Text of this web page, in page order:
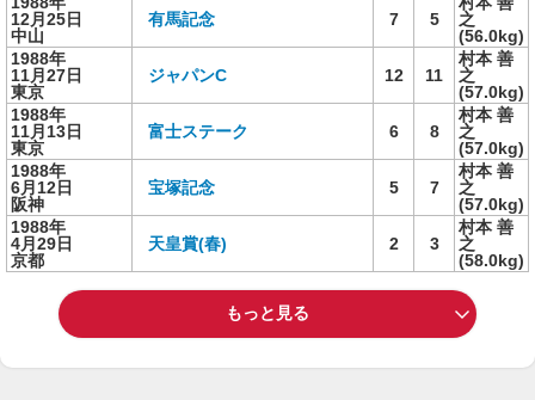
12月25日
中山
有馬記念 7 5
之
(56.0kg)
1988年
11月27日
東京
ジャパンC 12 11
村本 善
之
(57.0kg)
1988年
11月13日
東京
富士ステーク 6 8
村本 善
之
(57.0kg)
1988年
6月12日
阪神
宝塚記念 5 7
村本 善
之
(57.0kg)
1988年
4月29日
京都
天皇賞(春) 2 3
村本 善
之
(58.0kg)
もっと見る